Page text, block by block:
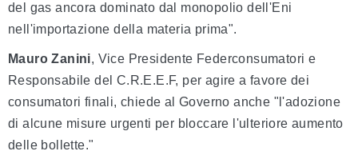
del gas ancora dominato dal monopolio dell'Eni
nell'importazione della materia prima".
Mauro Zanini, Vice Presidente Federconsumatori e
Responsabile del C.R.E.E.F, per agire a favore dei
consumatori finali, chiede al Governo anche "l'adozione
di alcune misure urgenti per bloccare l'ulteriore aumento
delle bollette."